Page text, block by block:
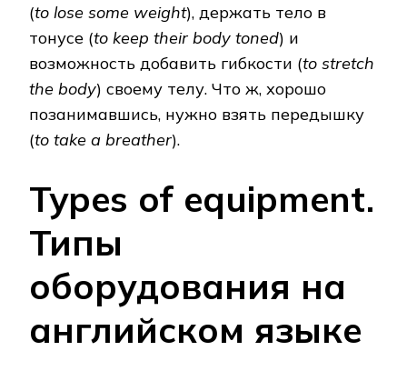
(to lose some weight), держать тело в
тонусе (to keep their body toned) и
возможность добавить гибкости (to stretch
the body) своему телу. Что ж, хорошо
позанимавшись, нужно взять передышку
(to take a breather).
Types of equipment.
Типы
оборудования на
английском языке